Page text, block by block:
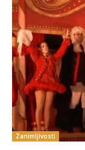
Zanimljivosti